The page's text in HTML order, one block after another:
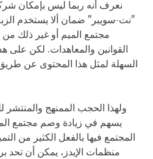
نعرف أنه ربما ليس بإمكان
"نت-سويبر" ضمان ألا يستخدم
مجتمع الميم أو غير ذلك
القوانين والمعاهدات. لكن على
السهلة لمثل هذا المحتوى عن
ولهذا الحجب الممنهج والمنتشر
يسهم في زيادة وصم مجتمع
المجتمع فيها بالفعل الكثير من
منظمات الإيدز، يمكن أن